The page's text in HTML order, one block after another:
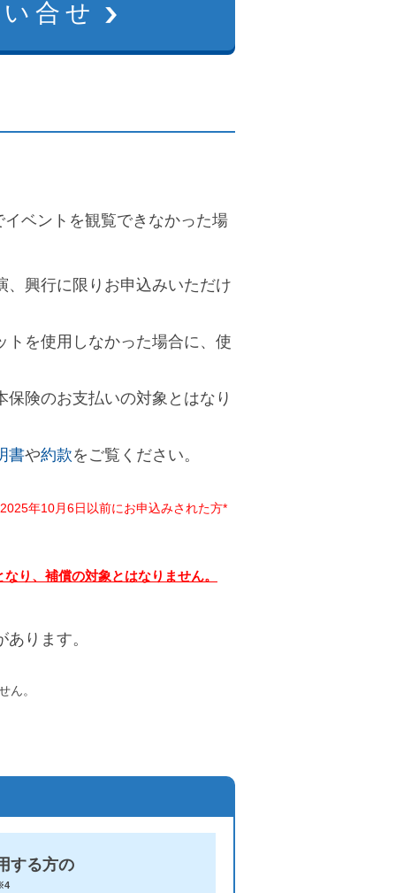
合せ
ベントを観覧できなかった場
興行に限りお申込みいただけ
を使用しなかった場合に、使
険のお支払いの対象とはなり
書や約款をご覧ください。
年10月6日以前にお申込みされた方*
り、補償の対象とはなりません。
ります。
ん。
する方の